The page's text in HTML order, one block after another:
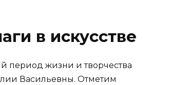
в искусстве
период жизни и творчества
Васильевны. Отметим